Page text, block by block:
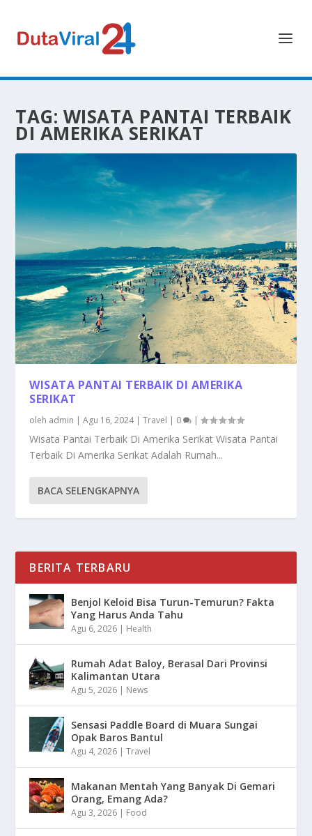
TAG: WISATA PANTAI TERBAIK
DI AMERIKA SERIKAT
WISATA PANTAI TERBAIK DI AMERIKA
SERIKAT
oleh admin |Agu 16, 2024|Travel | 0 |
Wisata Pantai Terbaik Di Amerika Serikat Wisata Pantai
Terbaik Di Amerika Serikat Adalah Rumah...
BACA SELENGKAPNYA
BERITA TERBARU
Benjol Keloid Bisa Turun-Temurun? Fakta
Yang Harus Anda Tahu
Agu 6, 2026 | Health
Rumah Adat Baloy, Berasal Dari Provinsi
Kalimantan Utara
Agu 5, 2026 | News
Sensasi Paddle Board di Muara Sungai
Opak Baros Bantul
Agu 4, 2026 |Travel
Makanan Mentah Yang Banyak Di Gemari
Orang, Emang Ada?
Agu 3, 2026 | Food